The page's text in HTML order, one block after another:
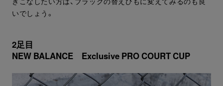
いでしょう。
2足目
NEW BALANCE Exclusive PRO COURT CUP